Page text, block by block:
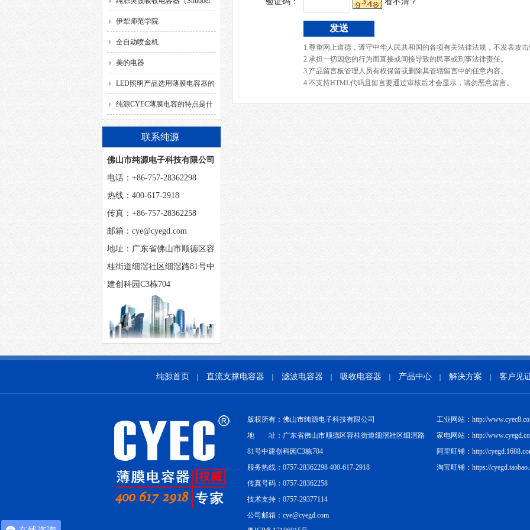
Capacitor）
伊犁师范学院
全自动喷金机
美的电器
LED照明产品选用薄膜电容器的
要求
纯源CYEC薄膜电容的特点是什
么？
联系纯源
佛山市纯源电子科技有限公司
电话：+86-757-28362298
热线：400-617-2918
传真：+86-757-28362258
邮箱：cye@cyegd.com
地址：广东省佛山市顺德区容
桂街道细滘社区细滘路81号中
建创科园C3栋704
1.尊重网上道德，遵守中华人民共和国的各项有关法律法规，不发表攻
2.承担一切因您的行为而直接或间接导致的民事或刑事法律责任。
3.产品留言板管理人员有权保留或删除其管辖留言中的任意内容。
4.不支持HTML代码且留言要通过审核后才会显示，请勿恶意留言。
纯源首页 直流支撑电容器 滤波电容器 吸收电容器 产品中心 解决方案 客户见
版权所有：佛山市纯源电子科技有限公司
地 址：广东省佛山市顺德区容桂街道细滘社区细滘路
81号中建创科园C3栋704
服务热线：0757-28362298 400-617-2918
传真号码：0757-28362258
技术支持：0757-29377114
公司邮箱：cye@cyegd.com
工业网站：http://
家电网站：http://
阿里旺铺：http://
淘宝旺铺：https://